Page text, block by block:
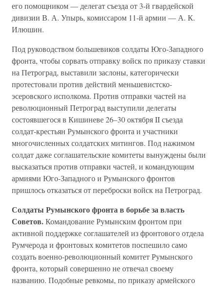
его помощником — делегат съезда от 3-й гвардейской
дивизии В. А. Упырь, комиссаром 11-й армии — А. К.
Илюшин.
Под руководством большевиков солдаты Юго-Западного
фронта, чтобы сорвать отправку войск по приказу ставки
на Петроград, выставили заслоны, категорически
протестовали против действий меньшевистско-
эсеровского исполкома. Против отправки частей на
революционный Петроград выступили делегаты
состоявшегося в Кишиневе 26–30 октября II съезда
солдат-крестьян Румынского фронта и участники
многочисленных солдатских митингов. Под нажимом
солдат даже соглашательские комитеты вынуждены были
высказаться против отправки частей, и командующим
армиями Юго-Западного и Румынского фронтов
пришлось отказаться от переброски войск на Петроград.
Солдаты Румынского фронта в борьбе за власть
Советов.Командование Румынским фронтом при
активной поддержке соглашателей из фронтового отдела
Румчерода и фронтовых комитетов поспешило само
создать военно-революционный комитет Румынского
фронта, который совершенно не отвечал своему
названию. Подобные ревкомы, по приказу армейского